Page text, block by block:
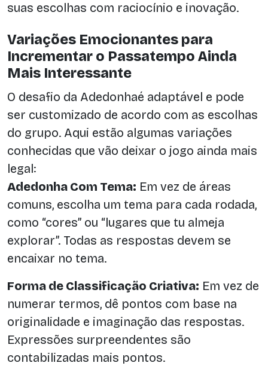
suas escolhas com raciocínio e inovação.
Variações Emocionantes para
Incrementar o Passatempo Ainda
Mais Interessante
O desafio da Adedonhaé adaptável e pode
ser customizado de acordo com as escolhas
do grupo. Aqui estão algumas variações
conhecidas que vão deixar o jogo ainda mais
legal:
Adedonha Com Tema: Em vez de áreas
comuns, escolha um tema para cada rodada,
como “cores” ou “lugares que tu almeja
explorar”. Todas as respostas devem se
encaixar no tema.
Forma de Classificação Criativa: Em vez de
numerar termos, dê pontos com base na
originalidade e imaginação das respostas.
Expressões surpreendentes são
contabilizadas mais pontos.